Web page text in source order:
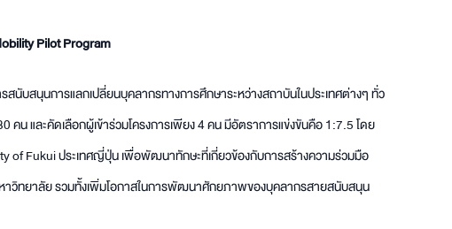
Pilot Program
นับสนุนการแลกเปลี่ยนบุคลากรทางการศึกษาระหว่างสถาบันในประเทศต่างๆ ทั่ว
น และคัดเลือกผู้เข้าร่วมโครงการเพียง 4 คน มีอัตราการแข่งขันคือ 1:7.5 โดย
of Fukui ประเทศญี่ปุ่น เพื่อพัฒนาทักษะที่เกี่ยวข้องกับการสร้างความร่วมมือ
าวิทยาลัย รวมทั้งเพิ่มโอกาสในการพัฒนาศักยภาพของบุคลากรสายสนับสนุน